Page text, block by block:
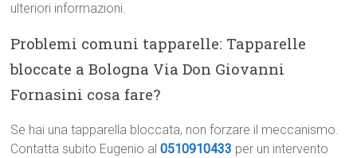
ulteriori informazioni.
Problemi comuni tapparelle: Tapparelle
bloccate a Bologna Via Don Giovanni
Fornasini cosa fare?
Se hai una tapparella bloccata, non forzare il meccanismo.
Contatta subito Eugenio al0510910433 per un intervento